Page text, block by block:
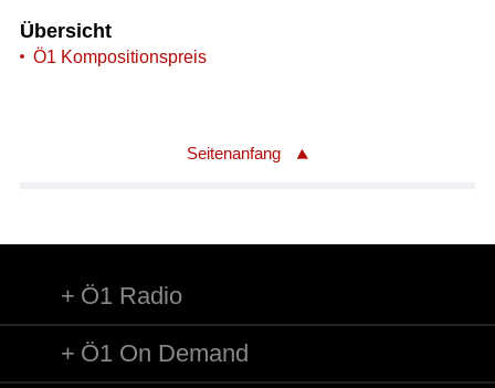
Übersicht
Ö1 Kompositionspreis
Seitenanfang
Ö1 Radio
Ö1 On Demand